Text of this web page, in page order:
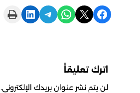
Share on Facebook
Share on X
Share on WhatsApp
Share on Telegram
Share on LinkedIn
Print this Page
اترك تعليقاً
لن يتم نشر عنوان بريدك الإلكتروني.